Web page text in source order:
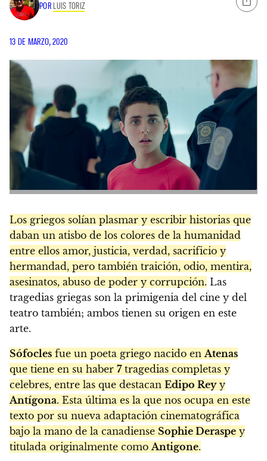
POR LUIS TORIZ
13 DE MARZO, 2020
Los griegos solían plasmar y escribir historias que
daban un atisbo de los colores de la humanidad
entre ellos amor, justicia, verdad, sacrificio y
hermandad, pero también traición, odio, mentira,
asesinatos, abuso de poder y corrupción. Las
tragedias griegas son la primigenia del cine y del
teatro también; ambos tienen su origen en este
arte.
Sófocles fue un poeta griego nacido enAtenas
que tiene en su haber 7tragedias completas y
celebres, entre las que destacan Edipo Reyy
Antígona. Esta última es la que nos ocupa en este
texto por su nueva adaptación cinematográfica
bajo la mano de la canadiense Sophie Deraspe y
titulada originalmente comoAntigone.